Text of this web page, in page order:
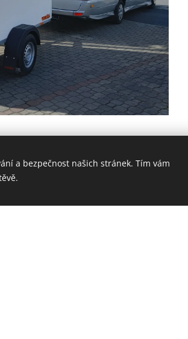
a bezpečnost našich stránek. Tím vám